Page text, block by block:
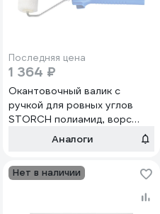
Последняя цена
1 364 ₽
Окантовочный валик с
ручкой для ровных углов
STORCH полиамид, ворс
11мм, 25х100 мм 151010
Аналоги
Нет в наличии